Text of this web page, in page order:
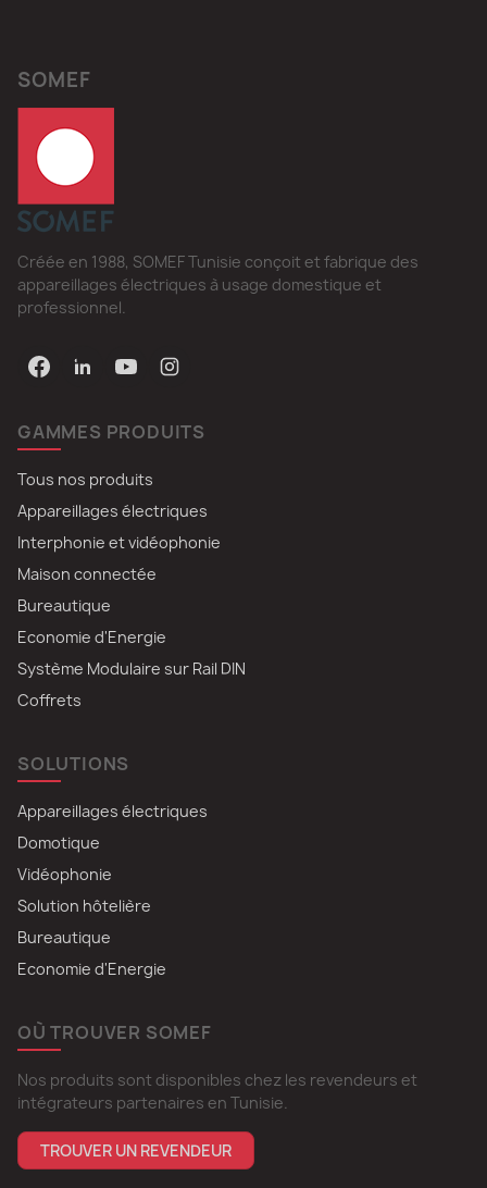
SOMEF
Créée en 1988, SOMEF Tunisie conçoit et fabrique des
appareillages électriques à usage domestique et
professionnel.
GAMMES PRODUITS
Tous nos produits
Appareillages électriques
Interphonie et vidéophonie
Maison connectée
Bureautique
Economie d'Energie
Système Modulaire sur Rail DIN
Coffrets
SOLUTIONS
Appareillages électriques
Domotique
Vidéophonie
Solution hôtelière
Bureautique
Economie d'Energie
OÙ TROUVER SOMEF
Nos produits sont disponibles chez les revendeurs et
intégrateurs partenaires en Tunisie.
TROUVER UN REVENDEUR